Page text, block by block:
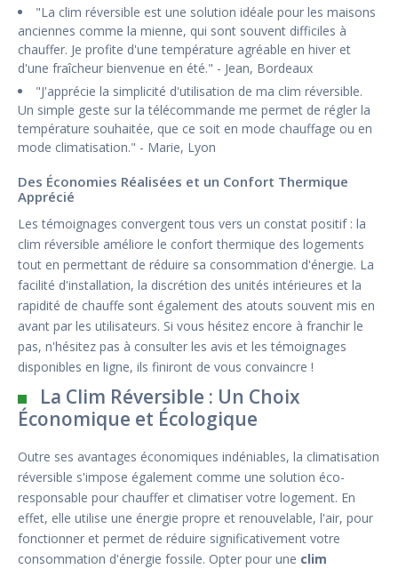
"La clim réversible est une solution idéale pour les maisons
anciennes comme la mienne, qui sont souvent difficiles à
chauffer. Je profite d'une température agréable en hiver et
d'une fraîcheur bienvenue en été." - Jean, Bordeaux
"J'apprécie la simplicité d'utilisation de ma clim réversible.
Un simple geste sur la télécommande me permet de régler la
température souhaitée, que ce soit en mode chauffage ou en
mode climatisation." - Marie, Lyon
Des Économies Réalisées et un Confort Thermique
Apprécié
Les témoignages convergent tous vers un constat positif : la
clim réversible améliore le confort thermique des logements
tout en permettant de réduire sa consommation d'énergie. La
facilité d'installation, la discrétion des unités intérieures et la
rapidité de chauffe sont également des atouts souvent mis en
avant par les utilisateurs. Si vous hésitez encore à franchir le
pas, n'hésitez pas à consulter les avis et les témoignages
disponibles en ligne, ils finiront de vous convaincre !
La Clim Réversible : Un Choix
Économique et Écologique
Outre ses avantages économiques indéniables, la climatisation
réversible s'impose également comme une solution éco-
responsable pour chauffer et climatiser votre logement. En
effet, elle utilise une énergie propre et renouvelable, l'air, pour
fonctionner et permet de réduire significativement votre
consommation d'énergie fossile. Opter pour une clim